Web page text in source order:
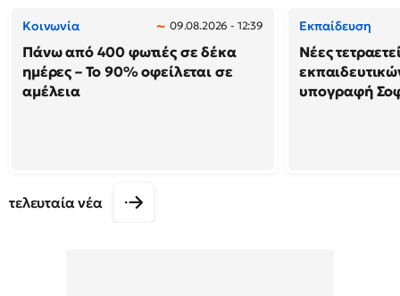
Κοινωνία 09.08.2026 - 12:39
Πάνω από 400 φωτιές σε δέκα
ημέρες – Το 90% οφείλεται σε
αμέλεια
Εκπαίδευση
Νέες
υπογραφή
τελευταία νέα